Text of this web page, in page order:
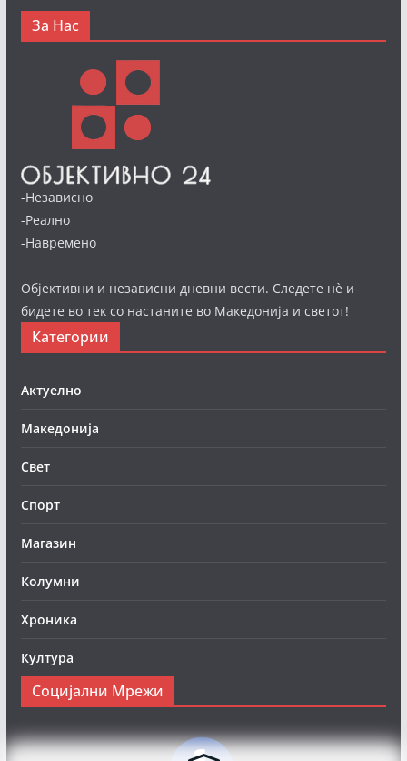
За Нас
-Независно
-Реално
-Навремено
Објективни и независни дневни вести. Следете нè и
бидете во тек со настаните во Македонија и светот!
Категории
Актуелно
Македонија
Свет
Спорт
Магазин
Колумни
Хроника
Култура
Социјални Мрежи